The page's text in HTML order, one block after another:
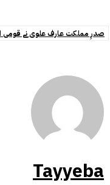
صدرِ مملکت عارف علوی نے قومی
Tayyeba